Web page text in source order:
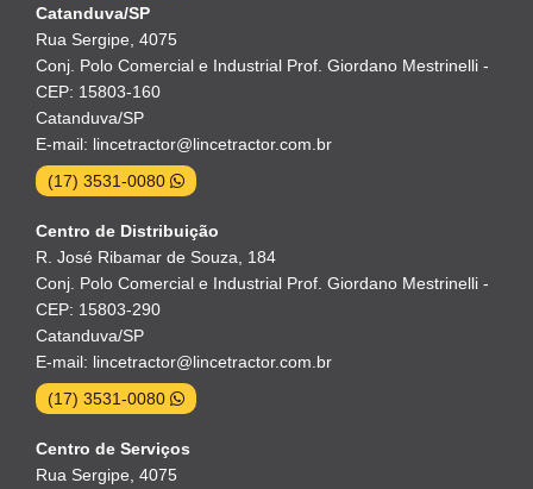
Catanduva/SP
Rua Sergipe, 4075
Conj. Polo Comercial e Industrial Prof. Giordano Mestrinelli -
CEP: 15803-160
Catanduva/SP
E-mail: lincetractor@lincetractor.com.br
(17) 3531-0080
Centro de Distribuição
R. José Ribamar de Souza, 184
Conj. Polo Comercial e Industrial Prof. Giordano Mestrinelli -
CEP: 15803-290
Catanduva/SP
E-mail: lincetractor@lincetractor.com.br
(17) 3531-0080
Centro de Serviços
Rua Sergipe, 4075